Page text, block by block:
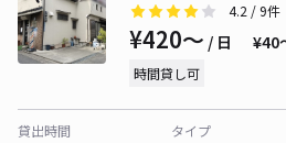
4.2 / 9件
¥420〜 / 日 ¥40
時間貸し可
貸出時間
タイプ